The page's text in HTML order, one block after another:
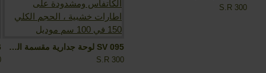
S.R 300
SV 095 لوحة جدارية مقسمة الى 4 قطع مطبوعة على خامة الكاتفاس ومشدودة على اطارات خشبية ، الحجم الكلي 150 في 100 سم موديل
S.R 300